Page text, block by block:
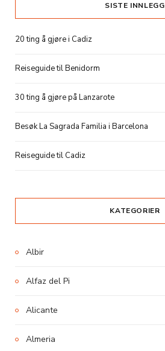
SISTE INNLEGG
20 ting å gjøre i Cadiz
Reiseguide til Benidorm
30 ting å gjøre på Lanzarote
Besøk La Sagrada Familia i Barcelona
Reiseguide til Cadiz
KATEGORIER
Albir
Alfaz del Pi
Alicante
Almeria